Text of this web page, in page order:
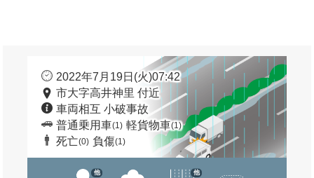
2022年7月19日(火)07:42
市大字高井神里 付近
車両相互 小破事故
普通乗用車(1) 軽貨物車(1)
死亡(0) 負傷(1)
他 他